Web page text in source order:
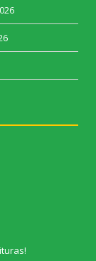
!